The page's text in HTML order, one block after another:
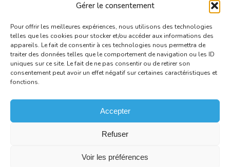
Gérer le consentement
Pour offrir les meilleures expériences, nous utilisons des technologies
telles que les cookies pour stocker et/ou accéder aux informations des
appareils. Le fait de consentir à ces technologies nous permettra de
traiter des données telles que le comportement de navigation ou les ID
uniques sur ce site. Le fait de ne pas consentir ou de retirer son
consentement peut avoir un effet négatif sur certaines caractéristiques et
fonctions.
Accepter
Refuser
Voir les préférences
Ressources
À propos d'AISI
Nous rejoindre
Espace presse
Mentions légales